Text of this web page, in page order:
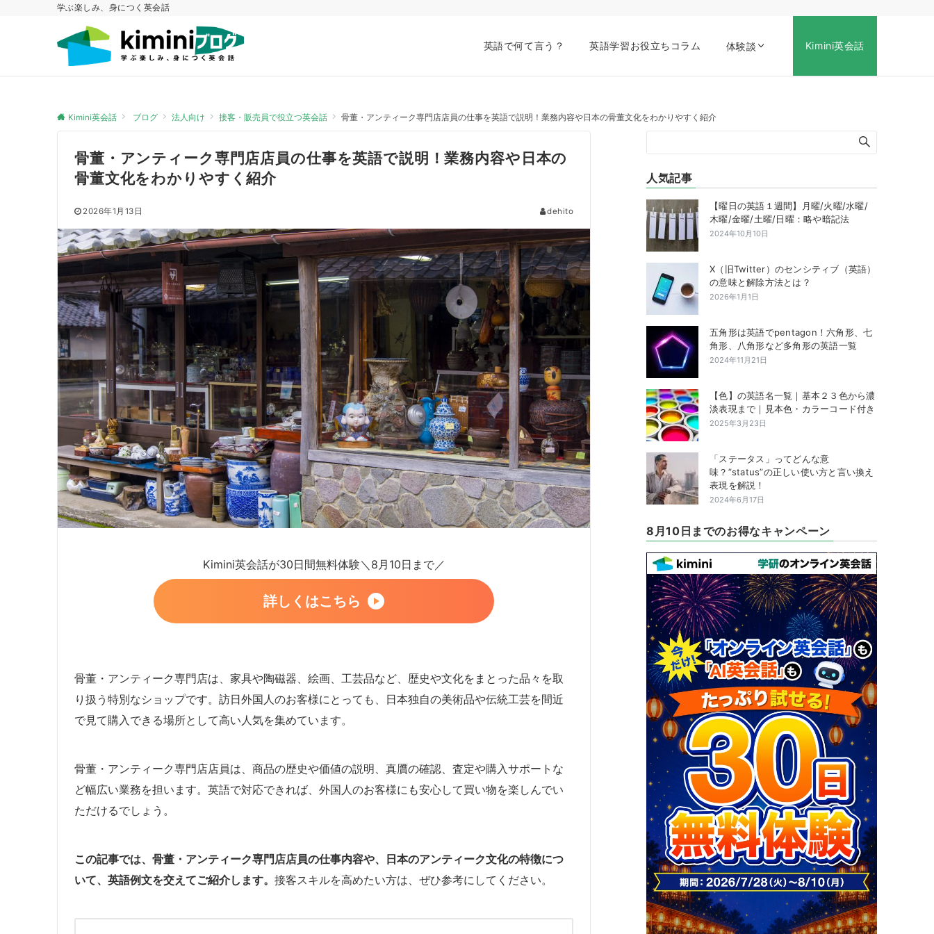
学ぶ楽しみ、身につく英会話
英語で何て言う？ 英語学習お役立ちコラム 体験談 Kimini英会話
Kimini英会話 ブログ 法人向け 接客・販売員で役立つ英会話 骨董・アンティーク専門店店員の仕事を英語で説明！業務内容や日本の骨董文化をわかりやすく紹介
骨董・アンティーク専門店店員の仕事を英語で説明！業務内容や日本の
骨董文化をわかりやすく紹介
2026年1月13日 dehito
Kimini英会話が30日間無料体験＼8月10日まで／
詳しくはこちら
骨董・アンティーク専門店は、家具や陶磁器、絵画、工芸品など、歴史や文化をまとった品々を取
り扱う特別なショップです。訪日外国人のお客様にとっても、日本独自の美術品や伝統工芸を間近
で見て購入できる場所として高い人気を集めています。
骨董・アンティーク専門店店員は、商品の歴史や価値の説明、真贋の確認、査定や購入サポートな
ど幅広い業務を担います。英語で対応できれば、外国人のお客様にも安心して買い物を楽しんでい
ただけるでしょう。
この記事では、骨董・アンティーク専門店店員の仕事内容や、日本のアンティーク文化の特徴につ
いて、英語例文を交えてご紹介します。 接客スキルを高めたい方は、ぜひ参考にしてください。
人気記事
【曜日の英語１週間】月曜/火曜/水曜/
木曜/金曜/土曜/日曜：略や暗記法
2024年10月10日
X（旧Twitter）のセンシティブ（英語）
の意味と解除方法とは？
2026年1月1日
五角形は英語でpentagon！六角形、七
角形、八角形など多角形の英語一覧
2024年11月21日
【色】の英語名一覧｜基本２３色から濃
淡表現まで｜見本色・カラーコード付き
2025年3月23日
「ステータス」ってどんな意
味？”status”の正しい使い方と言い換え
表現を解説！
2024年6月17日
8月10日までのお得なキャンペーン